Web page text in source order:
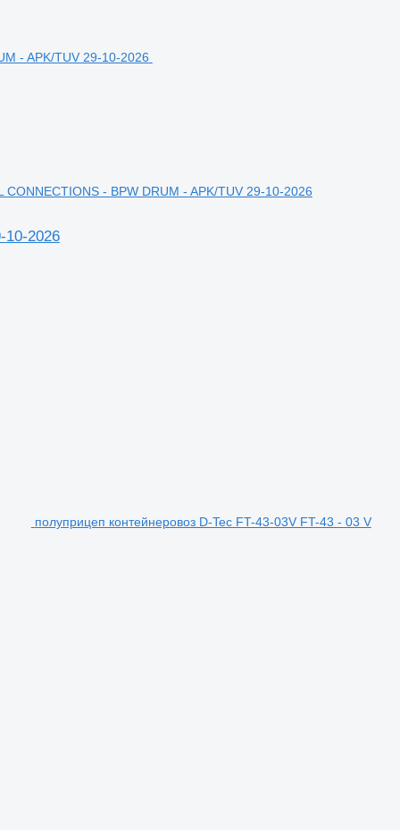
- BPW DRUM - APK/TUV 29-10-2026
10-2026
полуприцеп контейнеровоз D-Tec FT-43-03V FT-43 - 03 V